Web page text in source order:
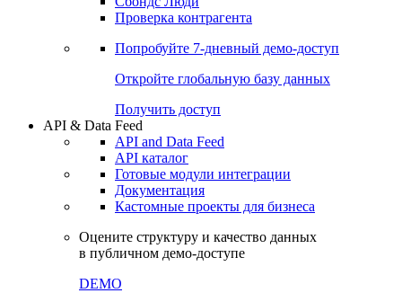
Сохраненные запросы
Чат
Проверка контрагента
Попробуйте7-дневный
Откройте глобальную базу данных
Получить доступ
API & Data Feed
API and Data Feed
Готовые модули интеграции
Документация